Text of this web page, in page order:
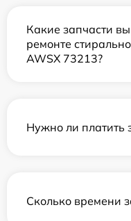
Какие запчасти
ремонте
AWSX 73213?
Нужно ли платить
Сколько времени